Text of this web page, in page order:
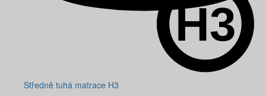
Středně tuhá matrace H3